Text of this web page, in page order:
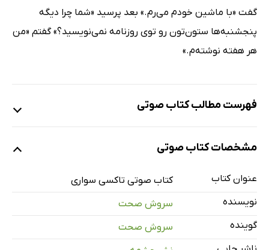
گفت «با ماشین خودم می‌رم.» بعد پرسید «شما چرا دیگه
پنجشنبه‌ها ستون‌تون رو توی روزنامه نمی‌نویسید؟» گفتم «من
هر هفته نوشته‌م.»
فهرست مطالب کتاب صوتی
نمونه
معرفی
قسمت اول
قسمت دوم
مشخصات کتاب صوتی
عنوان کتاب
کتاب صوتی تاکسی سواری
نویسنده
سروش صحت
گوینده
سروش صحت